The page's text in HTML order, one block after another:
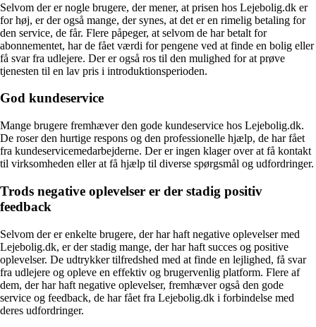
Selvom der er nogle brugere, der mener, at prisen hos Lejebolig.dk er
for høj, er der også mange, der synes, at det er en rimelig betaling for
den service, de får. Flere påpeger, at selvom de har betalt for
abonnementet, har de fået værdi for pengene ved at finde en bolig eller
få svar fra udlejere. Der er også ros til den mulighed for at prøve
tjenesten til en lav pris i introduktionsperioden.
God kundeservice
Mange brugere fremhæver den gode kundeservice hos Lejebolig.dk.
De roser den hurtige respons og den professionelle hjælp, de har fået
fra kundeservicemedarbejderne. Der er ingen klager over at få kontakt
til virksomheden eller at få hjælp til diverse spørgsmål og udfordringer.
Trods negative oplevelser er der stadig positiv
feedback
Selvom der er enkelte brugere, der har haft negative oplevelser med
Lejebolig.dk, er der stadig mange, der har haft succes og positive
oplevelser. De udtrykker tilfredshed med at finde en lejlighed, få svar
fra udlejere og opleve en effektiv og brugervenlig platform. Flere af
dem, der har haft negative oplevelser, fremhæver også den gode
service og feedback, de har fået fra Lejebolig.dk i forbindelse med
deres udfordringer.